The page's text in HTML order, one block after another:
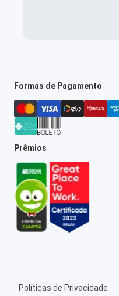
Formas de Pagamento
Prêmios
Políticas de Privacidade